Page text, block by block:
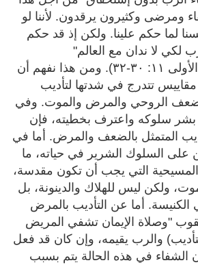
ومرضى وكثيرون يرقدون. لأننا لو
لما حكم علينا. ولكن إذ قد حكم
لكي لا ندان مع العالم"
كورنثوس الأولى ١١: ٣٠-٣٢). ومن هذا نفهم أن
مقاييس تتدرج في شدتها لتأديب
الروحي والمرض والموت. وفي
بشر سلوكه واعترف بخطيته، فإن
المتمثل بالضعف والمرض. أما في
على السلوك الشرير في حياته، ما
التي يجب أن تكون مقدسة،
ولكن ليس للهلاك والدينونة، بل
أما عن التأديب بالمرض
"وصلاة الإيمان تشفي المريض
والرب يقيمه، وإن كان قد فعل
الشفاء في هذه الحالة يتم بسبب